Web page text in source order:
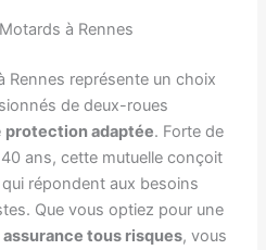
à Rennes
Rennes représente un choix
de deux-roues
protection adaptée. Forte de
ans, cette mutuelle conçoit
qui répondent aux besoins
Que vous optiez pour une
assurance tous risques, vous